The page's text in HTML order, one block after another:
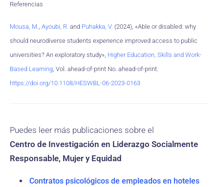
Referencias
Mousa, M., Ayoubi, R. and Puhakka, V. (2024), «Able or disabled: why
should neurodiverse students experience improved access to public
universities? An exploratory study», Higher Education, Skills and Work-
Based Learning, Vol. ahead-of-print No. ahead-of-print.
https://doi.org/10.1108/HESWBL-06-2023-0163
Puedes leer más publicaciones sobre el
Centro de Investigación en Liderazgo Socialmente
Responsable, Mujer y Equidad
Contratos psicológicos de empleados en hoteles